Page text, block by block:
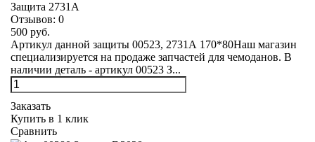
Защита 2731А
Отзывов: 0
500 руб.
Артикул данной защиты 00523, 2731А 170*80Наш магазин
специализируется на продаже запчастей для чемоданов. В
наличии деталь - артикул 00523 З...
Заказать
Купить в 1 клик
Сравнить